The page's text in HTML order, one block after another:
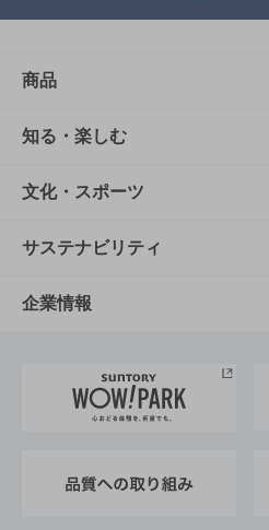
商品
商品TOP
商品一覧
商品発売情報
栄養成分一覧
知る・楽しむ
知る・楽しむTOP
キャンペーン
工場見学
地域情報
文化・スポーツ
文化・スポーツTOP
サントリーホール
サントリーサンバーズ大阪
サステナビリティ
サステナビリティTOP
サントリーが考えるサステ
企業情報
企業概要